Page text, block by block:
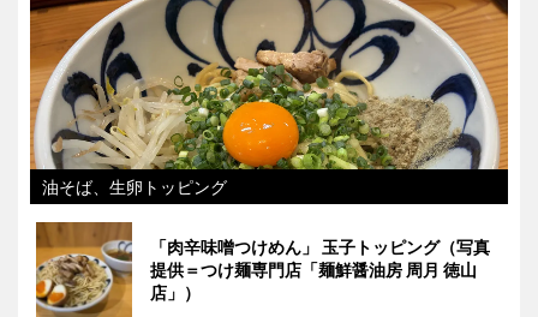
油そば、生卵トッピング
「肉辛味噌つけめん」 玉子トッピング（写真
提供＝つけ麺専門店「麺鮮醤油房 周月 徳山
店」）